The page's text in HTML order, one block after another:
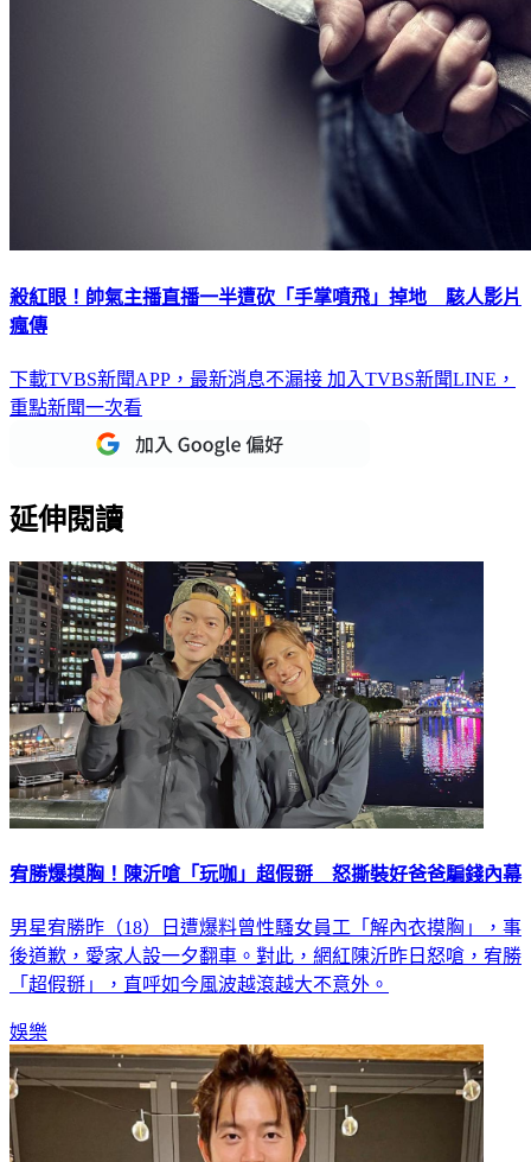
殺紅眼！帥氣主播直播一半遭砍「手掌噴飛」掉地 駭人影片
瘋傳
下載TVBS新聞APP，最新消息不漏接 加入TVBS新聞LINE，
重點新聞一次看
延伸閱讀
宥勝爆摸胸！陳沂嗆「玩咖」超假掰 怒撕裝好爸爸騙錢內幕
男星宥勝昨（18）日遭爆料曾性騷女員工「解內衣摸胸」，事
後道歉，愛家人設一夕翻車。對此，網紅陳沂昨日怒嗆，宥勝
「超假掰」，直呼如今風波越滾越大不意外。
娛樂